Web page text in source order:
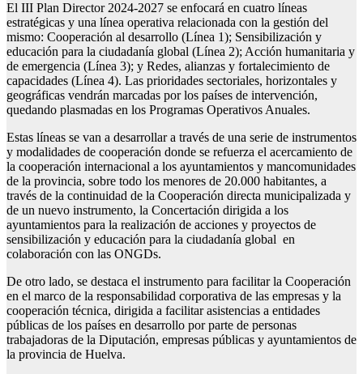
El III Plan Director 2024-2027 se enfocará en cuatro líneas
estratégicas y una línea operativa relacionada con la gestión del
mismo: Cooperación al desarrollo (Línea 1); Sensibilización y
educación para la ciudadanía global (Línea 2); Acción humanitaria y
de emergencia (Línea 3); y Redes, alianzas y fortalecimiento de
capacidades (Línea 4). Las prioridades sectoriales, horizontales y
geográficas vendrán marcadas por los países de intervención,
quedando plasmadas en los Programas Operativos Anuales.
Estas líneas se van a desarrollar a través de una serie de instrumentos
y modalidades de cooperación donde se refuerza el acercamiento de
la cooperación internacional a los ayuntamientos y mancomunidades
de la provincia, sobre todo los menores de 20.000 habitantes, a
través de la continuidad de la Cooperación directa municipalizada y
de un nuevo instrumento, la Concertación dirigida a los
ayuntamientos para la realización de acciones y proyectos de
sensibilización y educación para la ciudadanía global en
colaboración con las ONGDs.
De otro lado, se destaca el instrumento para facilitar la Cooperación
en el marco de la responsabilidad corporativa de las empresas y la
cooperación técnica, dirigida a facilitar asistencias a entidades
públicas de los países en desarrollo por parte de personas
trabajadoras de la Diputación, empresas públicas y ayuntamientos de
la provincia de Huelva.